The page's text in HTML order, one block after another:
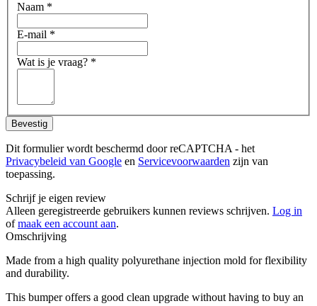
Naam *
E-mail *
Wat is je vraag? *
Bevestig
Dit formulier wordt beschermd door reCAPTCHA - het
Privacybeleid van Google en Servicevoorwaarden zijn van
toepassing.
Schrijf je eigen review
Alleen geregistreerde gebruikers kunnen reviews schrijven. Log in
ofmaak een account aan.
Omschrijving
Made from a high quality polyurethane injection mold for flexibility
and durability.
This bumper offers a good clean upgrade without having to buy an